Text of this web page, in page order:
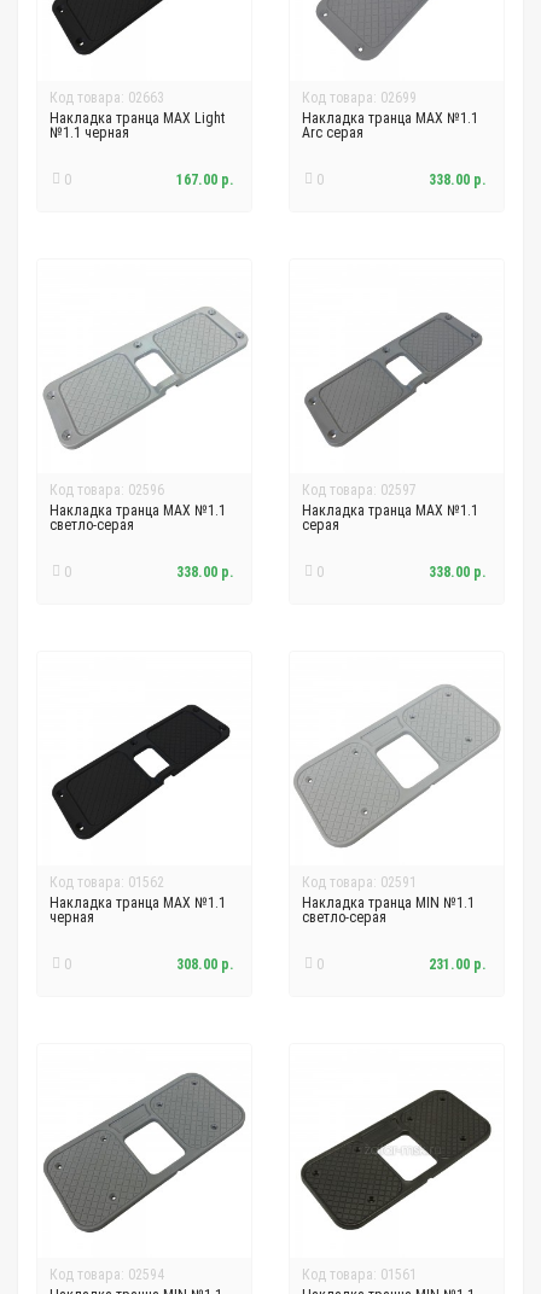
Код товара: 02663
Накладка транца MAX Light
№1.1 черная
0 167.00 р.
Код товара: 02699
Накладка транца MAX №1.1
Arc серая
0 338.00 р.
Код товара: 02596
Накладка транца MAX №1.1
светло-серая
0 338.00 р.
Код товара: 02597
Накладка транца MAX №1.1
серая
0 338.00 р.
Код товара: 01562
Накладка транца MAX №1.1
черная
0 308.00 р.
Код товара: 02591
Накладка транца MIN №1.1
светло-серая
0 231.00 р.
Код товара: 02594
Код товара: 01561